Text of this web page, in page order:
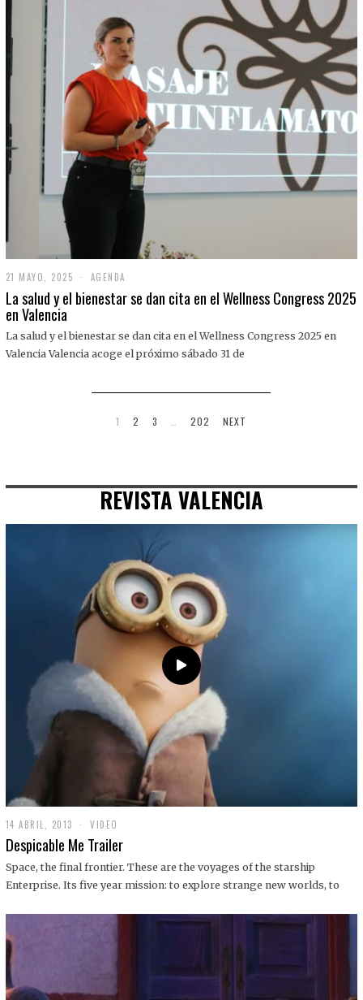
21 MAYO, 2025
1
M
O
,
AGENDA
La salud y el bienestar se dan cita en el Wellness Congress 2025
en Valencia
La salud y el bienestar se dan cita en el Wellness Congress 2025 en
Valencia Valencia acoge el próximo sábado 31 de
1 2 3 202 NEXT
REVISTA VALENCIA
14 ABRIL, 2013
9
D
C
I
1
VIDEO
Despicable Me Trailer
Space, the final frontier. These are the voyages of the starship
Enterprise. Its five year mission: to explore strange new worlds, to